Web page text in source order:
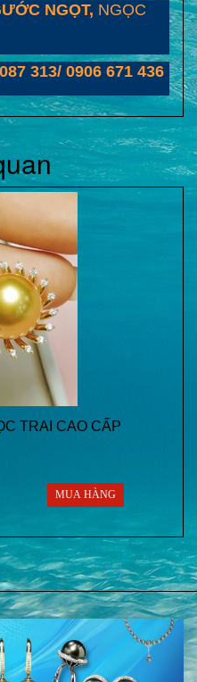
NGỌT, NGỌC
313/ 0906 671 436
TRAI CAO CẤP
MUA HÀNG